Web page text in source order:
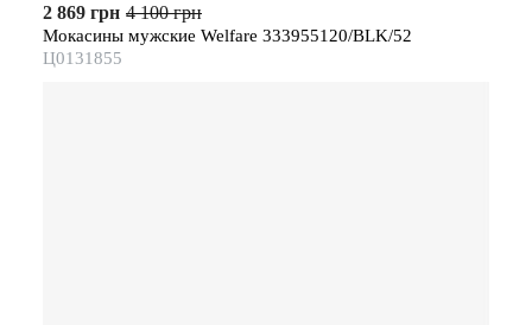
2 869 грн 4 100 грн
Мокасины мужские Welfare 333955120/BLK/52
Ц0131855